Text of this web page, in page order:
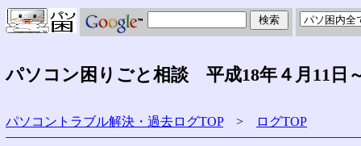
パソコン困りごと相談 平成18年４月11日
パソコントラブル解決・過去ログTOP> ログTOP